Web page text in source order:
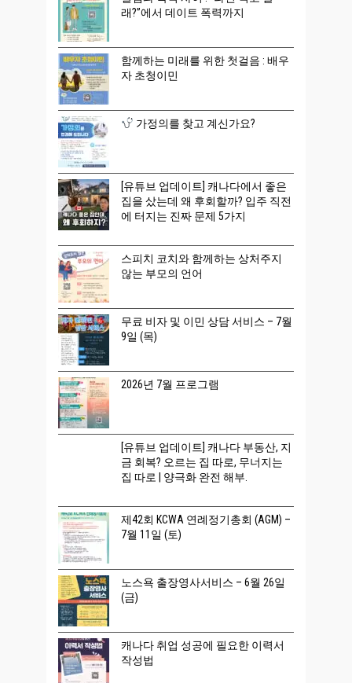
래?”에서 데이트 폭력까지
함께하는 미래를 위한 첫걸음 : 배우
자 초청이민
가정의를 찾고 계신가요?
[유튜브 업데이트] 캐나다에서 좋은
집을 샀는데 왜 후회할까? 입주 직전
에 터지는 진짜 문제 5가지
스피치 코치와 함께하는 상처주지
않는 부모의 언어
무료 비자 및 이민 상담 서비스 – 7월
9일 (목)
2026년 7월 프로그램
[유튜브 업데이트] 캐나다 부동산, 지
금 회복? 오르는 집 따로, 무너지는
집 따로 | 양극화 완전 해부.
제42회 KCWA 연례정기총회 (AGM) –
7월 11일 (토)
노스욕 출장영사서비스 – 6월 26일
(금)
캐나다 취업 성공에 필요한 이력서
작성법